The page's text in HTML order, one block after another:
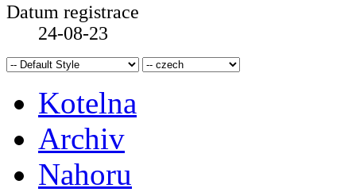
Datum registrace
24-08-23
Kotelna
Archiv
Nahoru